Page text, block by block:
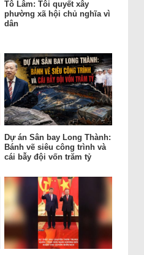
Tô Lâm: Tôi quyết xây
phường xã hội chủ nghĩa vì
dân
Dự án Sân bay Long Thành:
Bánh vẽ siêu công trình và
cái bẫy đội vốn trăm tỷ